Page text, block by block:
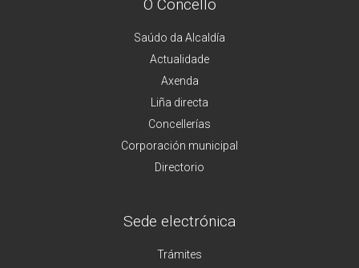
O Concello
Saúdo da Alcaldía
Actualidade
Axenda
Liña directa
Concellerías
Corporación municipal
Directorio
Sede electrónica
Trámites